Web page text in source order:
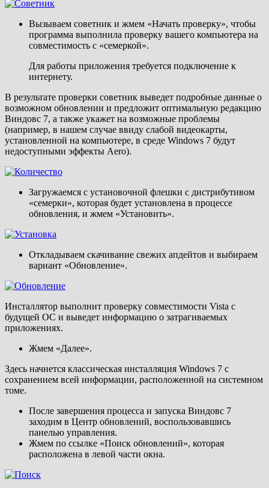
Вызываем советник и жмем «Начать проверку», чтобы
программа выполнила проверку вашего компьютера на
совместимость с «семеркой».
Для работы приложения требуется подключение к
интернету.
В результате проверки советник выведет подробные данные о
возможном обновлении и предложит оптимальную редакцию
Виндовс 7, а также укажет на возможные проблемы
(например, в нашем случае ввиду слабой видеокарты,
установленной на компьютере, в среде Windows 7 будут
недоступными эффекты Aero).
Загружаемся с установочной флешки с дистрибутивом
«семерки», которая будет установлена в процессе
обновления, и жмем «Установить».
Откладываем скачивание свежих апдейтов и выбираем
вариант «Обновление».
Инсталлятор выполнит проверку совместимости Vista с
будущей ОС и выведет информацию о затрагиваемых
приложениях.
Жмем «Далее».
Здесь начнется классическая инсталляция Windows 7 с
сохранением всей информации, расположенной на системном
томе.
После завершения процесса и запуска Виндовс 7
заходим в Центр обновлений, воспользовавшись
панелью управления.
Жмем по ссылке «Поиск обновлений», которая
расположена в левой части окна.